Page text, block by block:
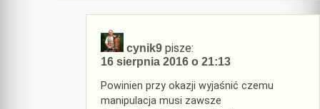
cynik9 pisze:
16 sierpnia 2016 o 21:13
Powinien przy okazji wyjaśnić czemu
manipulacja musi zawsze